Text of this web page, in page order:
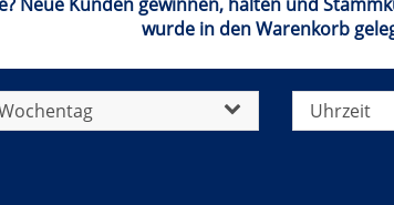
wurde in den Warenkorb
Uhrzeit